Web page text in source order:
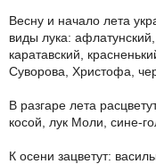
Весну и начало лета
виды лука:
каратавский,
Суворова, Христофа,
В разгаре лета
косой, лук Моли, сине-
К осени зацветут: